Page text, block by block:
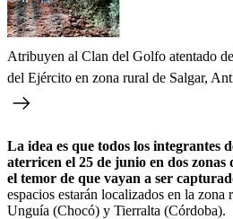
Atribuyen al Clan del Golfo atentado
del Ejército en zona rural de Salgar,
La idea es que todos los integrantes
aterricen el 25 de junio en dos
el temor de que vayan a ser
espacios estarán localizados en la
Unguía (Chocó) y Tierralta (Córdoba).